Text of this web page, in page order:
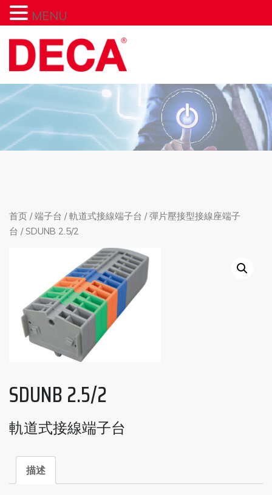
首页 /端子台 /軌道式接線端子台 /彈片壓接型接線座端子
台 / SDUNB 2.5/2
SDUNB 2.5/2
軌道式接線端子台
描述
MENU